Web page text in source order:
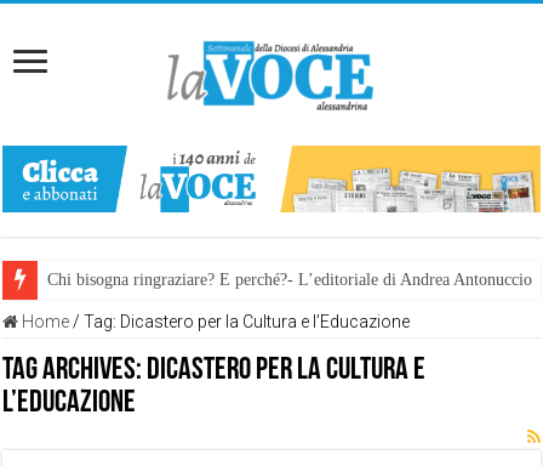
Chi bisogna ringraziare? E perché?- L’editoriale di Andrea Antonuccio
L’arte di piegarsi senza spezzarsi: la memoria della rinascita.
Home / Tag: Dicastero per la Cultura e l’Educazione
Tag Archives: Dicastero per la Cultura e
l’Educazione